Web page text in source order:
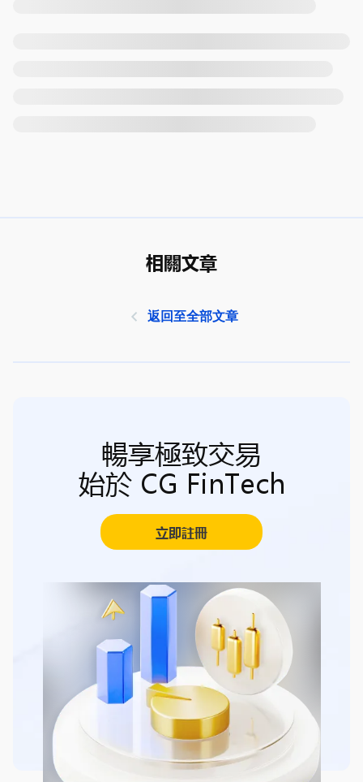
相關文章
返回至全部文章
暢享極致交易
始於 CG FinTech
立即註冊